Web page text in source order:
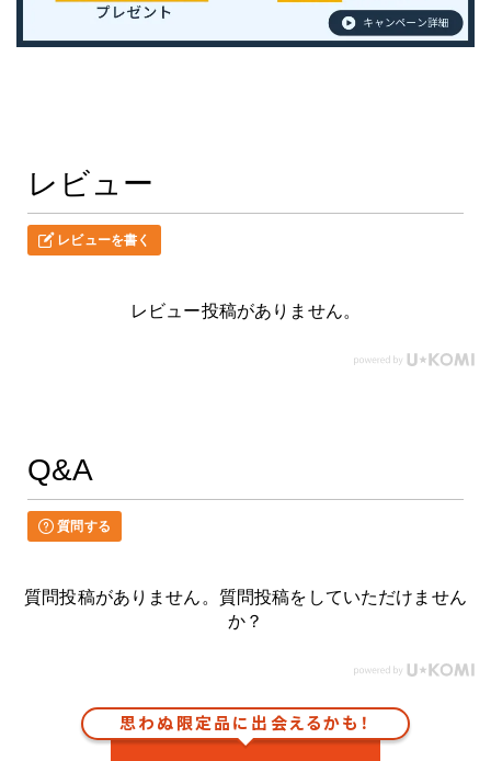
レビュー
レビューを書く
レビュー投稿がありません。
Q&A
質問する
質問投稿がありません。質問投稿をしていただけません
か？
思わぬ限定品に出会えるかも！